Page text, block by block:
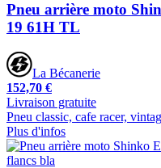
Pneu arrière moto
19 61H TL
La Bécanerie
152,70 €
Livraison gratuite
Pneu classic, cafe racer,
Plus d'infos